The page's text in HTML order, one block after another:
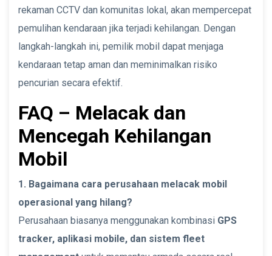
rekaman CCTV dan komunitas lokal, akan mempercepat
pemulihan kendaraan jika terjadi kehilangan. Dengan
langkah-langkah ini, pemilik mobil dapat menjaga
kendaraan tetap aman dan meminimalkan risiko
pencurian secara efektif.
FAQ – Melacak dan
Mencegah Kehilangan
Mobil
1. Bagaimana cara perusahaan melacak mobil
operasional yang hilang?
Perusahaan biasanya menggunakan kombinasi GPS
tracker, aplikasi mobile, dan sistem fleet